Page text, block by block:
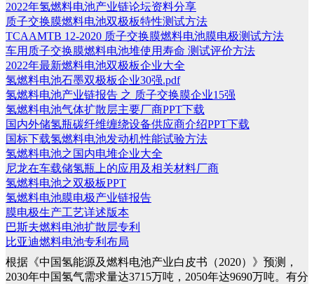
2022年氢燃料电池产业链论坛资料分享
质子交换膜燃料电池双极板特性测试方法
TCAAMTB 12-2020 质子交换膜燃料电池膜电极测试方法
车用质子交换膜燃料电池堆使用寿命 测试评价方法
2022年最新燃料电池双极板企业大全
氢燃料电池石墨双极板企业30强.pdf
氢燃料电池产业链报告 之 质子交换膜企业15强
氢燃料电池气体扩散层主要厂商PPT下载
国内外储氢瓶碳纤维缠绕设备供应商介绍PPT下载
国标下载氢燃料电池发动机性能试验方法
氢燃料电池之国内电堆企业大全
尼龙在车载储氢瓶上的应用及相关材料厂商
氢燃料电池之双极板PPT
氢燃料电池膜电极产业链报告
膜电极生产工艺详述版本
巴斯夫燃料电池扩散层专利
比亚迪燃料电池专利布局
根据《中国氢能源及燃料电池产业白皮书（2020）》预测，
2030年中国氢气需求量达3715万吨，2050年达9690万吨。有分